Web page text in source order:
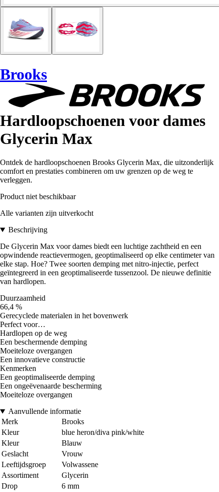
Brooks
Hardloopschoenen voor dames
Glycerin Max
Ontdek de hardloopschoenen Brooks Glycerin Max, die uitzonderlijk
comfort en prestaties combineren om uw grenzen op de weg te
verleggen.
Product niet beschikbaar
Alle varianten zijn uitverkocht
Beschrijving
De Glycerin Max voor dames biedt een luchtige zachtheid en een
opwindende reactievermogen, geoptimaliseerd op elke centimeter van
elke stap. Hoe? Twee soorten demping met nitro-injectie, perfect
geïntegreerd in een geoptimaliseerde tussenzool. De nieuwe definitie
van hardlopen.
Duurzaamheid
66,4 %
Gerecyclede materialen in het bovenwerk
Perfect voor…
Hardlopen op de weg
Een beschermende demping
Moeiteloze overgangen
Een innovatieve constructie
Kenmerken
Een geoptimaliseerde demping
Een ongeëvenaarde bescherming
Moeiteloze overgangen
Aanvullende informatie
Merk
Brooks
Kleur
blue heron/diva pink/white
Kleur
Blauw
Geslacht
Vrouw
Leeftijdsgroep
Volwassene
Assortiment
Glycerin
Drop
6 mm